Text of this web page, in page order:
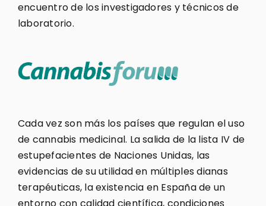
encuentro de los investigadores y técnicos de
laboratorio.
Cada vez son más los países que regulan el uso
de cannabis medicinal. La salida de la lista IV de
estupefacientes de Naciones Unidas, las
evidencias de su utilidad en múltiples dianas
terapéuticas, la existencia en España de un